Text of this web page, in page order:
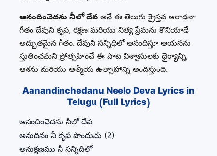
ఆనందించెదను నీలో దేవ అనే ఈ తెలుగు క్రైస్తవ ఆరాధనా
గీతం దేవుని కృప, రక్షణ మరియు నిత్య ప్రేమను కొనియాడే
అద్భుతమైన గీతం. దేవుని సన్నిధిలో ఆనందిస్తూ ఆయనను
స్తుతించమని ప్రోత్సహించే ఈ పాట విశ్వాసులకు ధైర్యాన్ని,
ఆశను మరియు ఆత్మీయ ఉత్సాహాన్ని అందిస్తుంది.
Aanandinchedanu Neelo Deva Lyrics in
Telugu (Full Lyrics)
ఆనందించెదను నీలో దేవ
అనుదినం నీ కృప పొందుచు (2)
అనుక్షణము నీ సన్నిదిలో